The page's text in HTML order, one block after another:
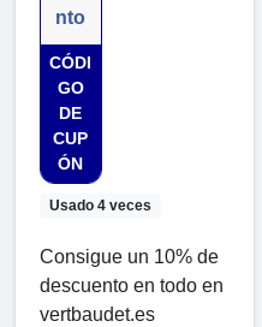
nto
CÓDI
GO
DE
CUP
ÓN
Usado 4 veces
Consigue un 10% de
descuento en todo en
vertbaudet.es